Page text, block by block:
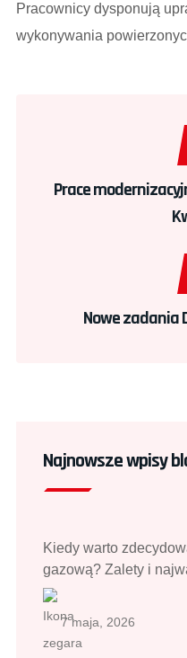
Pracownicy dysponują
wykonywania
Prace
Nowe zadania
Najnowsze wpisy
Kiedy warto
gazową? Zalety i
7 maja, 2026